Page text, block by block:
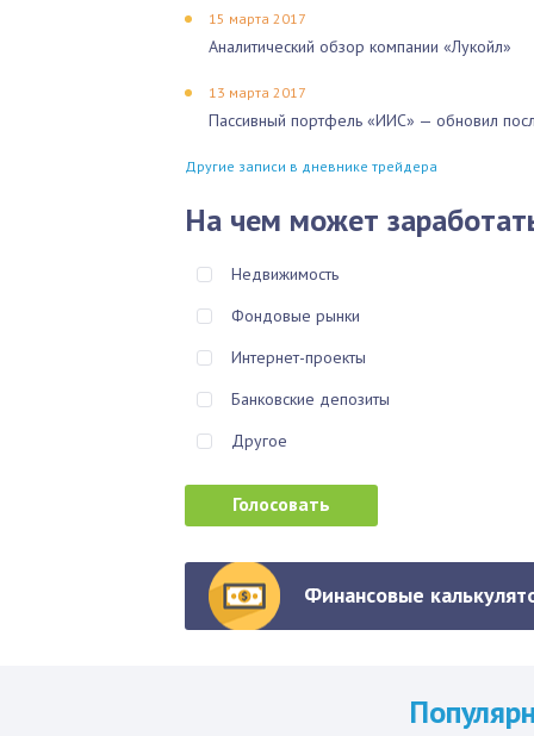
15 марта 2017
Аналитический обзор компании «Лукойл»
13 марта 2017
Пассивный портфель «ИИС» — обновил
Другие записи в дневнике трейдера
На чем может
Недвижимость
Фондовые рынки
Интернет-проекты
Банковские депозиты
Другое
Финансовые